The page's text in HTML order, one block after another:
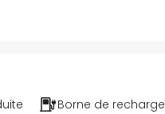
Borne de recharge